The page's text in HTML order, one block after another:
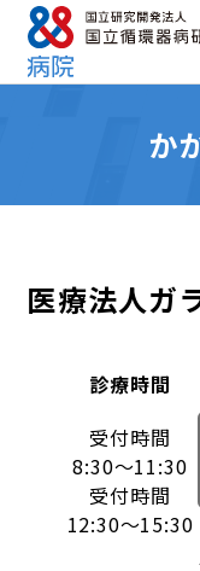
か
医療法人ガ
診療時間
受付時間
8:30～11:30
受付時間
12:30～15:30